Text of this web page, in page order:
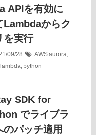
APIを有効に
Lambdaからク
を実行
09/28 AWS aurora,
lambda, python
SDK for
でライブラ
のパッチ適用